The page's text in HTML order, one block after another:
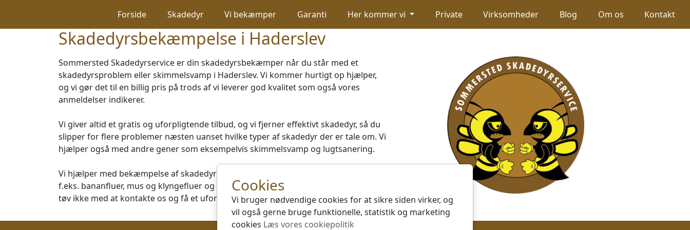
Cookies
Vi bruger nødvendige cookies for at sikre siden virker, og
vil også gerne bruge funktionelle, statistik og marketing
cookies Læs vores cookiepolitik
Forside Skadedyr Vi bekæmper Garanti Her kommer vi Private Virksomheder Blog Om os Kontakt
Skadedyrsbekæmpelse i Haderslev
Sommersted Skadedyrservice er din skadedyrsbekæmper når du står med et
skadedyrsproblem eller skimmelsvamp i Haderslev. Vi kommer hurtigt op hjælper,
og vi gør det til en billig pris på trods af vi leverer god kvalitet som også vores
anmeldelser indikerer.
Vi giver altid et gratis og uforpligtende tilbud, og vi fjerner effektivt skadedyr, så du
slipper for flere problemer næsten uanset hvilke typer af skadedyr der er tale om. Vi
hjælper også med andre gener som eksempelvis skimmelsvamp og lugtsanering.
Vi hjælper med bekæmpelse af skadedyr som
f.eks. bananfluer, mus og klyngefluer og mange andre skadedyr i hele Haderslev. Så
tøv ikke med at kontakte os og få et uforpligtende tilbud